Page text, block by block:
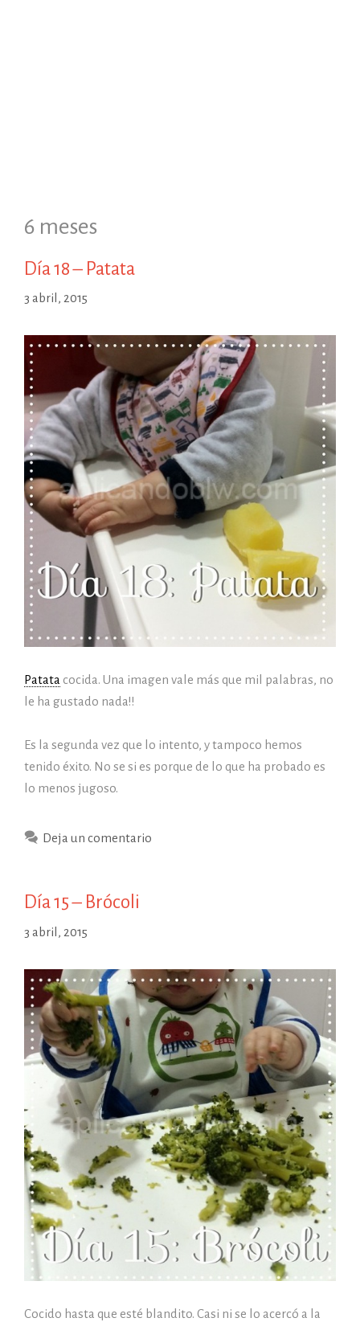
6 meses
Día 18 – Patata
3 abril, 2015
Patata cocida. Una imagen vale más que mil palabras, no
le ha gustado nada!!
Es la segunda vez que lo intento, y tampoco hemos
tenido éxito. No se si es porque de lo que ha probado es
lo menos jugoso.
Deja un comentario
Día 15 – Brócoli
3 abril, 2015
Cocido hasta que esté blandito. Casi ni se lo acercó a la